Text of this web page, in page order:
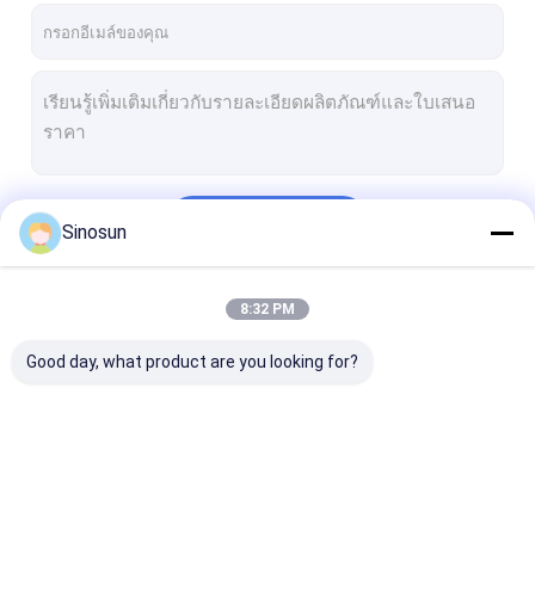
Sinosun
8:32 PM
Good day, what product are you looking for?